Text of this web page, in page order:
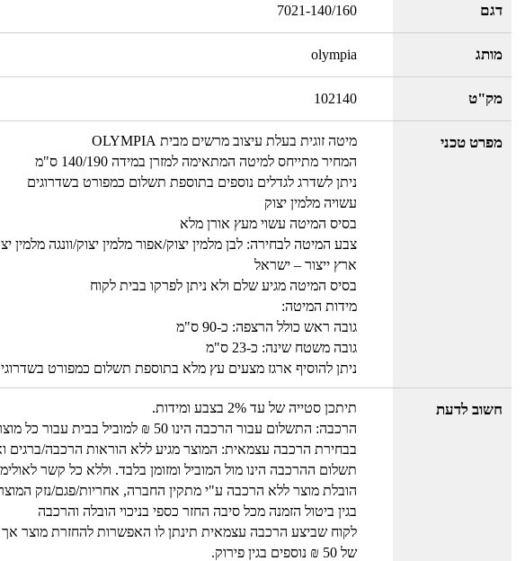
דגם 7021-140/160
מותג olympia
מק"ט 102140
מפרט טכני
מיטה זוגית בעלת עיצוב מרשים מבית OLYMPIA
המחיר מתייחס למיטה המתאימה למזרן במידה 140/190 ס"מ
ניתן לשדרג לגדלים נוספים בתוספת תשלום כמפורט בשדרוגים
עשויה מלמין יצוק
בסיס המיטה עשוי מעץ אורן מלא
צבע המיטה לבחירה: לבן מלמין יצוק/אפור מלמין יצוק/וונגה מלמין
ארץ ייצור – ישראל
בסיס המיטה מגיע שלם ולא ניתן לפרקו בבית לקוח
מידות המיטה:
גובה ראש כולל הרצפה: כ-90 ס"מ
גובה משטח שינה: כ-23 ס"מ
ניתן להוסיף ארגז מצעים עץ מלא בתוספת תשלום כמפורט
חשוב לדעת
תיתכן סטייה של עד 2% בצבע ומידות.
הרכבה: התשלום עבור הרכבה הינו 50 ₪ למוביל בבית עבור כל מוצר.
בבחירת הרכבה עצמאית: המוצר מגיע ללא הוראות הרכבה/ברגים
תשלום ההרכבה הינו מול המוביל ומזומן בלבד. וללא כל קשר
הובלת מוצר ללא הרכבה ע"י מתקין החברה, אחריות/פגם/נזק
בגין ביטול הזמנה מכל סיבה החזר כספי בניכוי הובלה והרכבה
לקוח שביצע הרכבה עצמאית תינתן לו האפשרות להחזרת מוצר
של 50 ₪ נוספים בגין פירוק.